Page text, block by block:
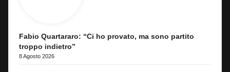
Fabio Quartararo: “Ci ho provato, ma sono partito
troppo indietro”
8 Agosto 2026